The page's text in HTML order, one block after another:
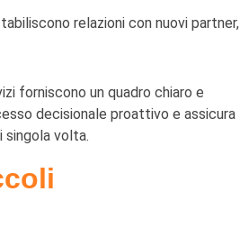
relazioni con nuovi partner,
forniscono un quadro chiaro e
decisionale proattivo e assicura
volta.